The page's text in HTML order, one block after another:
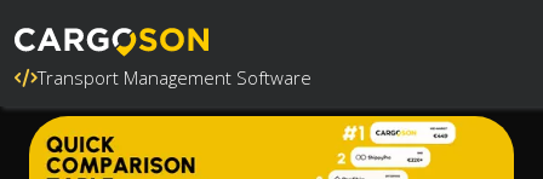
Transport Management Software